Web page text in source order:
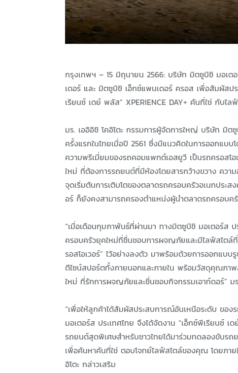
กรุงเทพฯ – 15 มิถุนายน 2566: บริษัท มิตซูบิชิ มอเต
เดอร์ และ มิตซูบิชิ เอ็กซ์แพนเดอร์ ครอส เพื่อสัมผัสป
เรียนซ์ เดย์ พลัส” XPERIENCE DAY+ คันที่ใช่ กับ
มร. เออิอิชิ โคอิโตะ กรรมการผู้จัดการใหญ่ บริษัท มิต
ครั้งแรกในไทยเมื่อปี 2561 ซึ่งมีแนวคิดในการออกแ
ความพรีเมี่ยมของรถคอมแพกต์เอสยูวี เป็นรถครอสโ
ใหม่ ที่ต้องการรถยนต์ที่มีห้องโดยสารกว้างขวาง ควา
จุดเริ่มต้นการเติบโตของตลาดรถครอบครัวอเนกประ
อร์ ก็ยังคงสามารถครองตำแหน่งผู้นำตลาดรถครอบครั
“เมื่อเดือนกุมภาพันธ์ที่ผ่านมา ทางมิตซูบิชิ มอเตอร์ส
ครอบครัวยุคใหม่ที่ชื่นชอบการผจญภัยและมีไลฟ์สไตล์
รอสโอเวอร์” ไว้อย่างลงตัว มาพร้อมด้วยการออกแบ
ดีไซน์สปอร์ตทั้งภายนอกและภายใน พร้อมวัสดุคุณภาพ
ใหม่ ที่รักการผจญภัยและชื่นชอบกิจกรรมเอาท์ดอร์” มร
“เพื่อให้ลูกค้าได้สัมผัสประสบการณ์อันเหนือระดับ ขอ
มอเตอร์ส ประเทศไทย จึงได้จัดงาน “เอ็กซ์พีเรียนซ์
รถยนต์สุดพิเศษสำหรับชาวไทยได้มาร่วมทดลองขับร
เพื่อค้นหาคันที่ใช่ ตอบโจทย์ไลฟ์สไตล์ของคุณ โดยภา
อิโตะ กล่าวเสริม